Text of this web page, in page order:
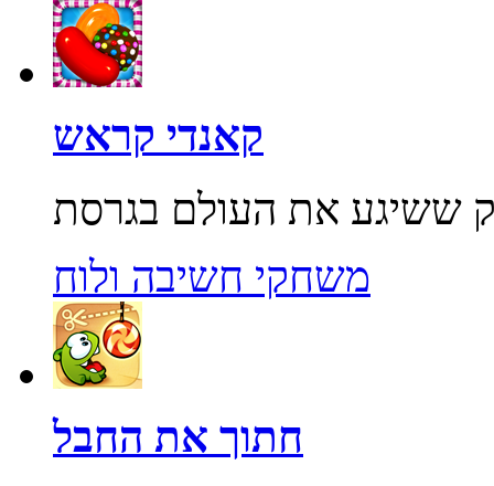
קאנדי קראש
משחקי חשיבה ולוח
חתוך את החבל